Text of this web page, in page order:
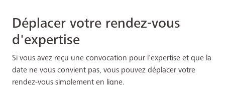
Déplacer votre rendez-vous
d'expertise
Si vous avez reçu une convocation pour l'expertise et que la
date ne vous convient pas, vous pouvez déplacer votre
rendez-vous simplement en ligne.